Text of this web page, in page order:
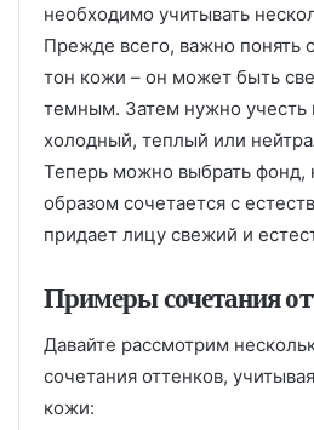
необходимо учитывать
Прежде всего, важно понять
тон кожи – он может быть
темным. Затем нужно учесть
холодный, теплый или
Теперь можно выбрать фонд,
образом сочетается с
придает лицу свежий и
Примеры сочетания
Давайте рассмотрим
сочетания оттенков,
кожи: